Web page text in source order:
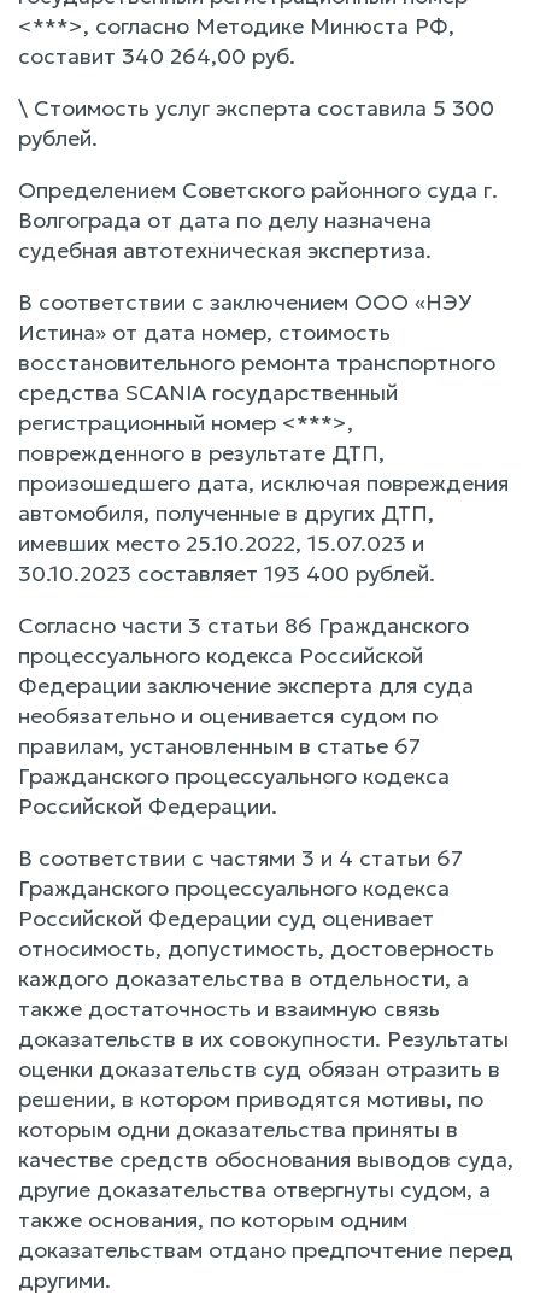
<***>, согласно Методике Минюста РФ,
составит 340 264,00 руб.
\ Стоимость услуг эксперта составила 5 300
рублей.
Определением Советского районного суда г.
Волгограда от дата по делу назначена
судебная автотехническая экспертиза.
В соответствии с заключением ООО «НЭУ
Истина» от дата номер, стоимость
восстановительного ремонта транспортного
средства SCANIA государственный
регистрационный номер <***>,
поврежденного в результате ДТП,
произошедшего дата, исключая повреждения
автомобиля, полученные в других ДТП,
имевших место 25.10.2022, 15.07.023 и
30.10.2023 составляет 193 400 рублей.
Согласно части 3 статьи 86 Гражданского
процессуального кодекса Российской
Федерации заключение эксперта для суда
необязательно и оценивается судом по
правилам, установленным в статье 67
Гражданского процессуального кодекса
Российской Федерации.
В соответствии с частями 3 и 4 статьи 67
Гражданского процессуального кодекса
Российской Федерации суд оценивает
относимость, допустимость, достоверность
каждого доказательства в отдельности, а
также достаточность и взаимную связь
доказательств в их совокупности. Результаты
оценки доказательств суд обязан отразить в
решении, в котором приводятся мотивы, по
которым одни доказательства приняты в
качестве средств обоснования выводов суда,
другие доказательства отвергнуты судом, а
также основания, по которым одним
доказательствам отдано предпочтение перед
другими.